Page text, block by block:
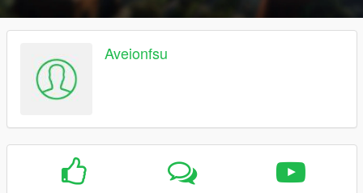
Aveionfsu